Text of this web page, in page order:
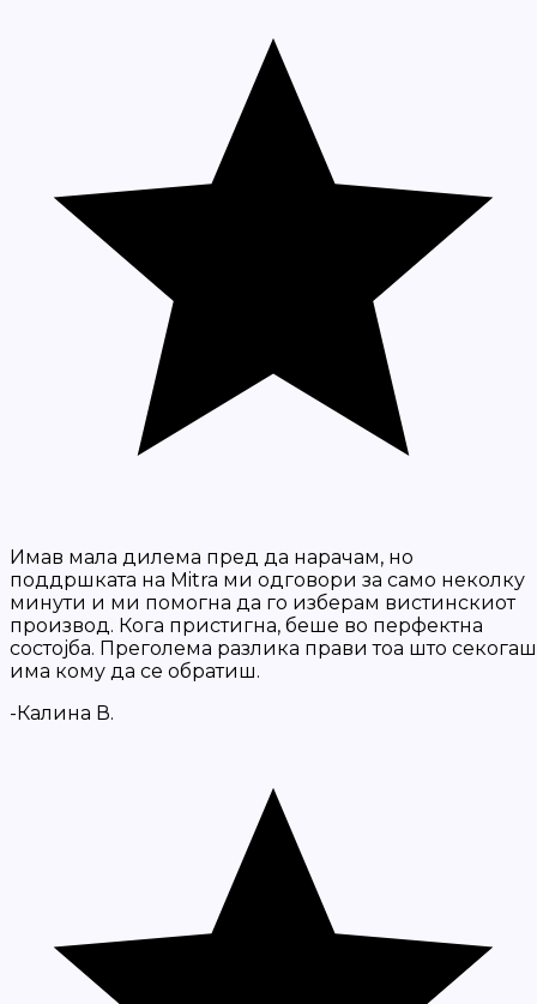
Имав мала дилема пред да нарачам, но
поддршката на Mitra ми одговори за само неколку
минути и ми помогна да го изберам вистинскиот
производ. Кога пристигна, беше во перфектна
состојба. Преголема разлика прави тоа што секогаш
има кому да се обратиш.
-Калина В.